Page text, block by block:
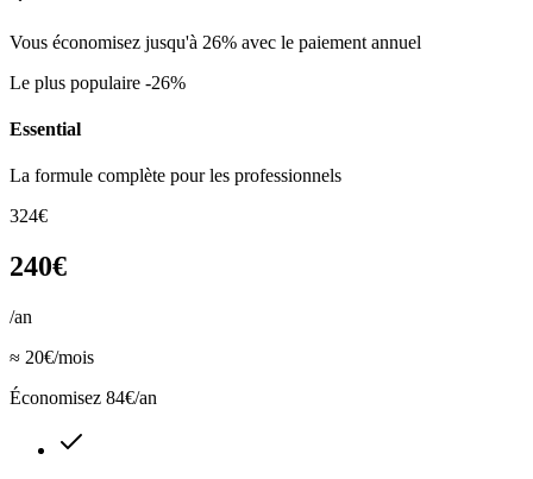
Vous économisez jusqu'à 26% avec le paiement annuel
Le plus populaire -26%
Essential
La formule complète pour les professionnels
324€
240€
/an
≈ 20€/mois
Économisez 84€/an